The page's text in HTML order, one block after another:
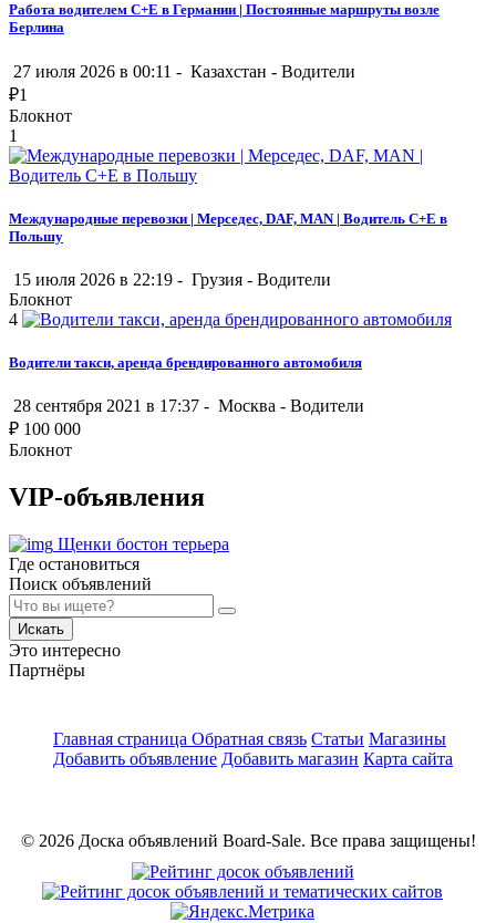
Работа водителем C+E в Германии | Постоянные маршруты возле
Берлина
27 июля 2026 в 00:11 - Казахстан - Водители
₽1
Блокнот
1
Международные перевозки | Мерседес, DAF, MAN | Водитель C+E в
Польшу
15 июля 2026 в 22:19 - Грузия - Водители
Блокнот
4
Водители такси, аренда брендированного автомобиля
28 сентября 2021 в 17:37 - Москва - Водители
₽ 100 000
Блокнот
VIP-объявления
Щенки бостон терьера
Где остановиться
Поиск объявлений
Искать
Это интересно
Партнёры
Главная страница Обратная связь Статьи Магазины
Добавить объявление Добавить магазин Карта сайта
© 2026 Доска объявлений Board-Sale. Все права защищены!